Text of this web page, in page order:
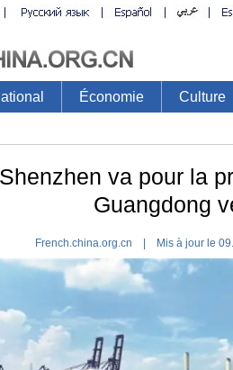
Économie Culture
va pour la
Guangdong
French.china.org.cn | Mis à jour le